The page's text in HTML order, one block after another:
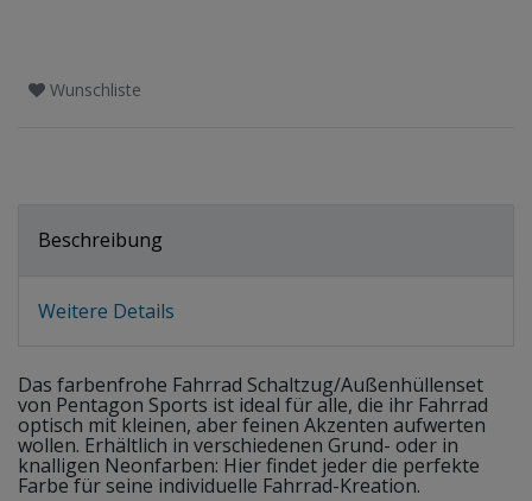
Wunschliste
Beschreibung
Weitere Details
Das farbenfrohe Fahrrad Schaltzug/Außenhüllenset
von Pentagon Sports ist ideal für alle, die ihr Fahrrad
optisch mit kleinen, aber feinen Akzenten aufwerten
wollen. Erhältlich in verschiedenen Grund- oder in
knalligen Neonfarben: Hier findet jeder die perfekte
Farbe für seine individuelle Fahrrad-Kreation.